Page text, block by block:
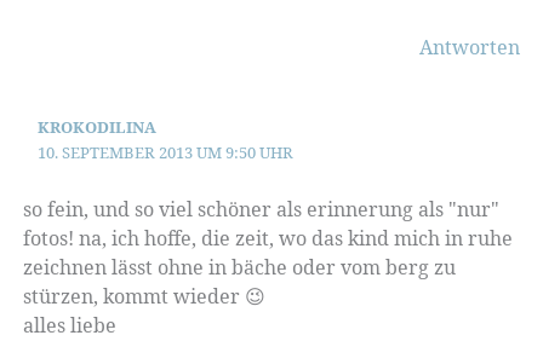
Antworten
KROKODILINA
10. SEPTEMBER 2013 UM 9:50 UHR
so fein, und so viel schöner als erinnerung als "nur"
fotos! na, ich hoffe, die zeit, wo das kind mich in ruhe
zeichnen lässt ohne in bäche oder vom berg zu
stürzen, kommt wieder 😉
alles liebe